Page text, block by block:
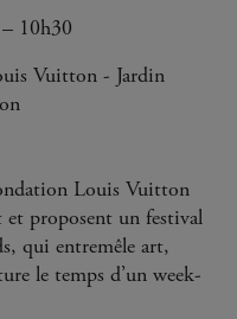
10h30
Vuitton - Jardin
Louis Vuitton
et proposent un festival
qui entremêle art,
le temps d’un week-